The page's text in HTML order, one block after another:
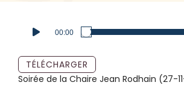
Lecteur
audio
00:00
TÉLÉCHARGER
Soirée de la Chaire Jean Rodhain (27-